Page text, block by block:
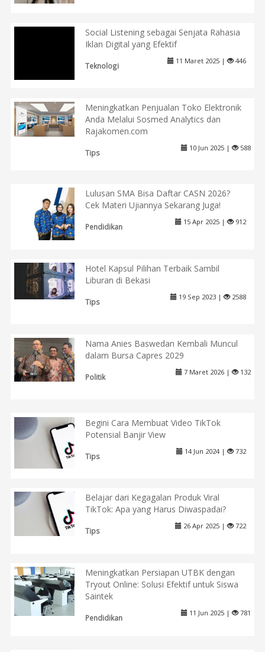
Social Listening sebagai Senjata Rahasia
Iklan Digital yang Efektif
Teknologi
11 Maret 2025 | 446
Meningkatkan Penjualan Toko Elektronik
Anda Melalui Sosmed Analytics dan
Rajakomen.com
Tips
10 Jun 2025 | 588
Lulusan SMA Bisa Daftar CASN 2026?
Cek Materi Ujiannya Sekarang Juga!
Pendidikan
15 Apr 2025 | 912
Hotel Kapsul Pilihan Terbaik Sambil
Liburan di Bekasi
Tips
19 Sep 2023 | 2588
Nama Anies Baswedan Kembali Muncul
dalam Bursa Capres 2029
Politik
7 Maret 2026 | 132
Begini Cara Membuat Video TikTok
Potensial Banjir View
Tips
14 Jun 2024 | 732
Belajar dari Kegagalan Produk Viral
TikTok: Apa yang Harus Diwaspadai?
Tips
26 Apr 2025 | 722
Meningkatkan Persiapan UTBK dengan
Tryout Online: Solusi Efektif untuk Siswa
Saintek
Pendidikan
11 Jun 2025 | 781